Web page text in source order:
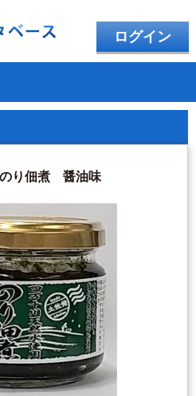
ログイン
り佃煮 醤油味